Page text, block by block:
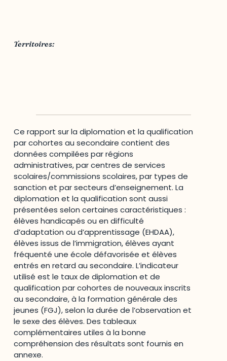
Territoires:
Ce rapport sur la diplomation et la qualification
par cohortes au secondaire contient des
données compilées par régions
administratives, par centres de services
scolaires/commissions scolaires, par types de
sanction et par secteurs d’enseignement. La
diplomation et la qualification sont aussi
présentées selon certaines caractéristiques :
élèves handicapés ou en difficulté
d’adaptation ou d’apprentissage (EHDAA),
élèves issus de l’immigration, élèves ayant
fréquenté une école défavorisée et élèves
entrés en retard au secondaire. L’indicateur
utilisé est le taux de diplomation et de
qualification par cohortes de nouveaux inscrits
au secondaire, à la formation générale des
jeunes (FGJ), selon la durée de l’observation et
le sexe des élèves. Des tableaux
complémentaires utiles à la bonne
compréhension des résultats sont fournis en
annexe.